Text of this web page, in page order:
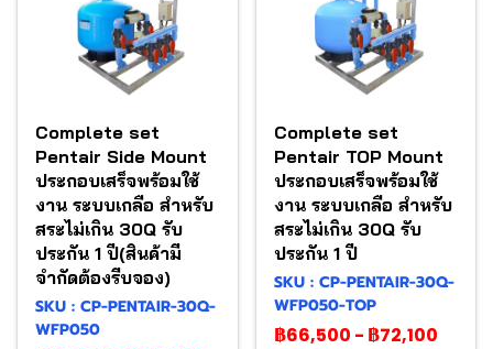
Complete set
Pentair Side Mount
ประกอบเสร็จพร้อมใช้
งาน ระบบเกลือ สำหรับ
สระไม่เกิน 30Q รับ
ประกัน 1 ปี(สินค้ามี
จำกัดต้องรีบจอง)
SKU : CP-PENTAIR-30Q-
WFP050
Complete set
Pentair TOP Mount
ประกอบเสร็จพร้อมใช้
งาน ระบบเกลือ สำหรับ
สระไม่เกิน 30Q รับ
ประกัน 1 ปี
SKU : CP-PENTAIR-30Q-
WFP050-TOP
฿66,500 - ฿72,100